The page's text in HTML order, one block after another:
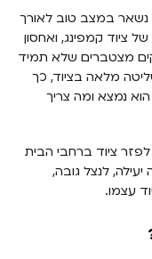
נשאר במצב טוב לאורך
ציוד קמפינג, ואחסון
מצטברים שלא תמיד
מלאה בציוד, כך
נמצא ומה צריך
ציוד ברחבי הבית
יעילה, לנצל גובה,
עצמו.